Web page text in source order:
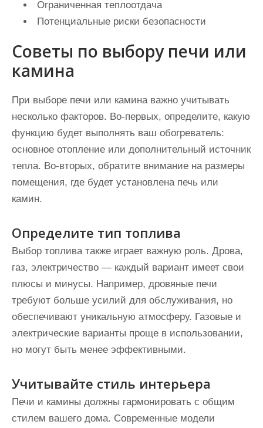
Ограниченная теплоотдача
Потенциальные риски безопасности
Советы по выбору печи или
камина
При выборе печи или камина важно учитывать
несколько факторов. Во-первых, определите, какую
функцию будет выполнять ваш обогреватель:
основное отопление или дополнительный источник
тепла. Во-вторых, обратите внимание на размеры
помещения, где будет установлена печь или
камин.
Определите тип топлива
Выбор топлива также играет важную роль. Дрова,
газ, электричество — каждый вариант имеет свои
плюсы и минусы. Например, дровяные печи
требуют больше усилий для обслуживания, но
обеспечивают уникальную атмосферу. Газовые и
электрические варианты проще в использовании,
но могут быть менее эффективными.
Учитывайте стиль интерьера
Печи и камины должны гармонировать с общим
стилем вашего дома. Современные модели